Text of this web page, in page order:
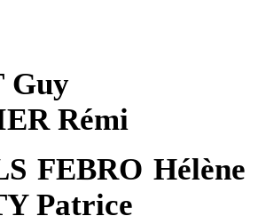
Guy
Rémi
FEBRO Hélène
Patrice